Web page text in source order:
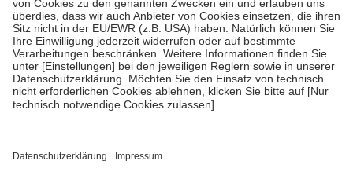
• Kindern und Jugendlichen bis zum vollendeten 18. Lebensjahr
mit Ausnahme der Fahrkosten
• Untersuchungen zur Vorsorge und Früherkennung, die von der
GKV getragen werden
• empfohlenen Schutzimpfungen
• Harn- und Blutteststreifen
getroffen, um sicherzustellen, dass es sich um echte Bewertungen